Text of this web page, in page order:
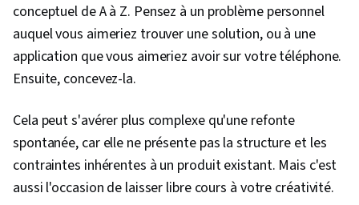
conceptuel de A à Z. Pensez à un problème personnel
auquel vous aimeriez trouver une solution, ou à une
application que vous aimeriez avoir sur votre téléphone.
Ensuite, concevez-la.
Cela peut s'avérer plus complexe qu'une refonte
spontanée, car elle ne présente pas la structure et les
contraintes inhérentes à un produit existant. Mais c'est
aussi l'occasion de laisser libre cours à votre créativité.